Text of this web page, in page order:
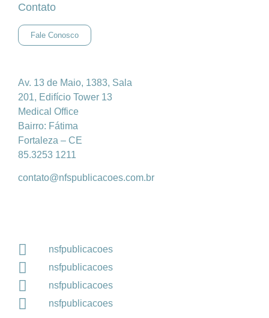
Contato
Fale Conosco
Av. 13 de Maio, 1383, Sala
201, Edifício Tower 13
Medical Office
Bairro: Fátima
Fortaleza – CE
85.3253 1211
contato@nfspublicacoes.com.br
nsfpublicacoes
nsfpublicacoes
nsfpublicacoes
nsfpublicacoes